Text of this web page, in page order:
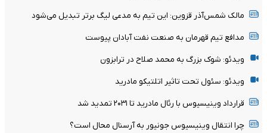
مالک شمس‌آذر قزوین: این تیم به مدعی لیگ برتر تبدیل می‌شود
مدافع تیم قهرمان به صنعت نفت آبادان پیوست
ویدئو: شوک بزرگ به محمد صلاح در ترابزون
ویدئو: سئول تحت تاثیر اتلتیکو مادرید
قرارداد وینیسیوس با رئال مادرید تا ۲۰۳۱ تمدید شد
چرا انتقال وینیسیوس جونیور به آرسنال محال است؟